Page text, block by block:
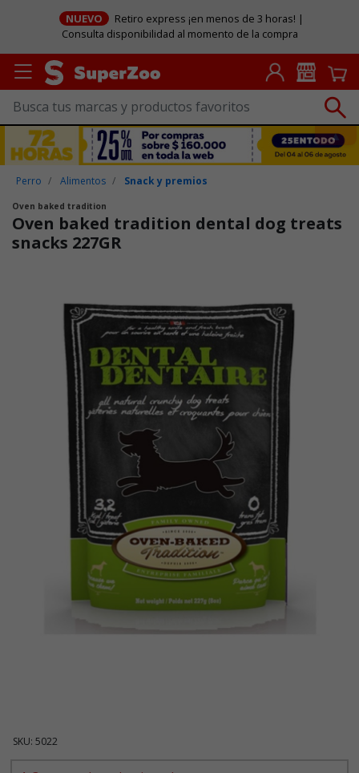
NUEVO
Retiro express ¡en menos de 3 horas! |
Consulta disponibilidad al momento de la compra
Perro Alimentos Snack y premios
Oven baked tradition
Oven baked tradition dental dog treats
snacks 227GR
SKU: 5022